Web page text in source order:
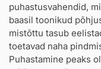
puhastusvahendid,
baasil toonikud
mistõttu tasub
toetavad naha
Puhastamine peaks